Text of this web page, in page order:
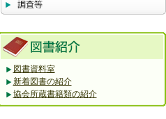
図書資料室
新着図書の紹介
協会所蔵書籍類の紹介